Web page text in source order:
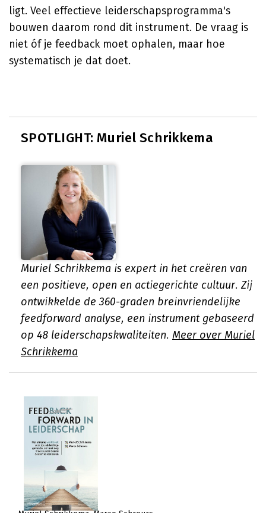
ligt. Veel effectieve leiderschapsprogramma's
bouwen daarom rond dit instrument. De vraag is
niet óf je feedback moet ophalen, maar hoe
systematisch je dat doet.
SPOTLIGHT: Muriel Schrikkema
Muriel Schrikkema is expert in het creëren van
een positieve, open en actiegerichte cultuur. Zij
ontwikkelde de 360-graden breinvriendelijke
feedforward analyse, een instrument gebaseerd
op 48 leiderschapskwaliteiten. Meer over Muriel
Schrikkema